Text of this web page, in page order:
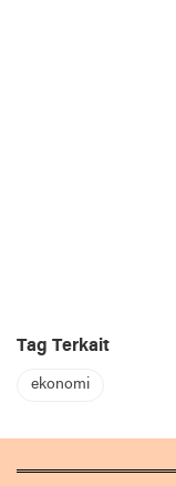
Tag Terkait
ekonomi